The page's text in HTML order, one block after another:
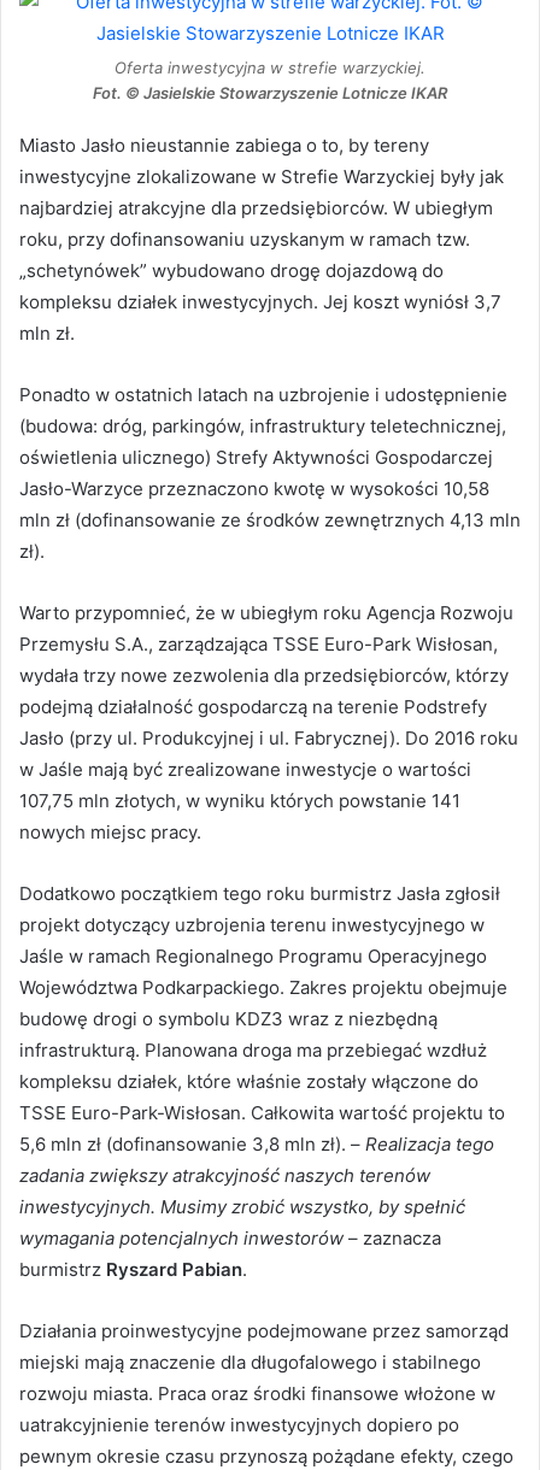
Oferta inwestycyjna w strefie warzyckiej.
Fot. © Jasielskie Stowarzyszenie Lotnicze IKAR
Miasto Jasło nieustannie zabiega o to, by tereny
inwestycyjne zlokalizowane w Strefie Warzyckiej były jak
najbardziej atrakcyjne dla przedsiębiorców. W ubiegłym
roku, przy dofinansowaniu uzyskanym w ramach tzw.
„schetynówek” wybudowano drogę dojazdową do
kompleksu działek inwestycyjnych. Jej koszt wyniósł 3,7
mln zł.
Ponadto w ostatnich latach na uzbrojenie i udostępnienie
(budowa: dróg, parkingów, infrastruktury teletechnicznej,
oświetlenia ulicznego) Strefy Aktywności Gospodarczej
Jasło-Warzyce przeznaczono kwotę w wysokości 10,58
mln zł (dofinansowanie ze środków zewnętrznych 4,13 mln
zł).
Warto przypomnieć, że w ubiegłym roku Agencja Rozwoju
Przemysłu S.A., zarządzająca TSSE Euro-Park Wisłosan,
wydała trzy nowe zezwolenia dla przedsiębiorców, którzy
podejmą działalność gospodarczą na terenie Podstrefy
Jasło (przy ul. Produkcyjnej i ul. Fabrycznej). Do 2016 roku
w Jaśle mają być zrealizowane inwestycje o wartości
107,75 mln złotych, w wyniku których powstanie 141
nowych miejsc pracy.
Dodatkowo początkiem tego roku burmistrz Jasła zgłosił
projekt dotyczący uzbrojenia terenu inwestycyjnego w
Jaśle w ramach Regionalnego Programu Operacyjnego
Województwa Podkarpackiego. Zakres projektu obejmuje
budowę drogi o symbolu KDZ3 wraz z niezbędną
infrastrukturą. Planowana droga ma przebiegać wzdłuż
kompleksu działek, które właśnie zostały włączone do
TSSE Euro-Park-Wisłosan. Całkowita wartość projektu to
5,6 mln zł (dofinansowanie 3,8 mln zł). – Realizacja tego
zadania zwiększy atrakcyjność naszych terenów
inwestycyjnych. Musimy zrobić wszystko, by spełnić
wymagania potencjalnych inwestorów – zaznacza
burmistrz Ryszard Pabian.
Działania proinwestycyjne podejmowane przez samorząd
miejski mają znaczenie dla długofalowego i stabilnego
rozwoju miasta. Praca oraz środki finansowe włożone w
uatrakcyjnienie terenów inwestycyjnych dopiero po
pewnym okresie czasu przynoszą pożądane efekty, czego